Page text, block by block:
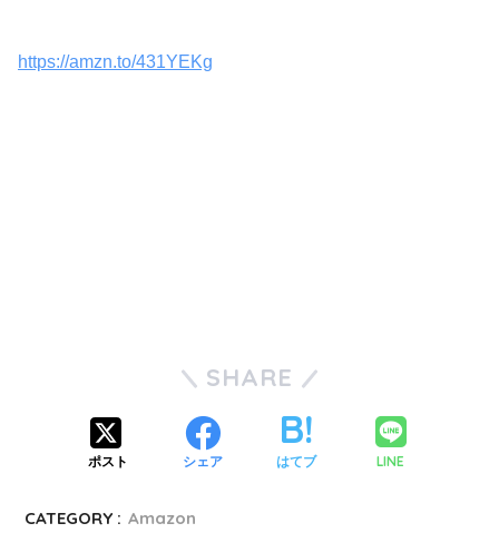
https://amzn.to/431YEKg
SHARE
ポスト シェア はてブ LINE
CATEGORY : Amazon